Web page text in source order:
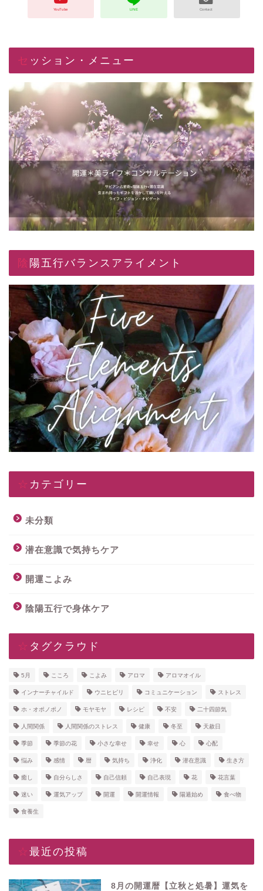
セッション・メニュー
陰陽五行バランスアライメント
☆カテゴリー
未分類
潜在意識で気持ちケア
開運こよみ
陰陽五行で身体ケア
☆タグクラウド
5月 こころ こよみ アロマ アロマオイル
インナーチャイルド ウニヒピリ コミュニケーション ストレス
ホ・オポノポノ モヤモヤ レシピ 不安 二十四節気
人間関係 人間関係のストレス 健康 冬至 天赦日
季節 季節の花 小さな幸せ 幸せ 心 心配
悩み 感情 暦 気持ち 浄化 潜在意識 生き方
癒し 自分らしさ 自己信頼 自己表現 花 花言葉
迷い 運気アップ 開運 開運情報 陽遁始め 食べ物
食養生
☆最近の投稿
8月の開運暦【立秋と処暑】運気を